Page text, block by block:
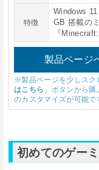
特徴
Windows
GB 搭載の
『
製品ページ
※製品ページを少しスク
はこちら 」ボタンから
のカスタマイズが可能で
初めてのゲー